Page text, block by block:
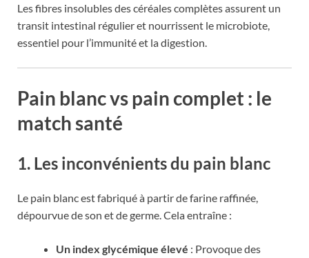
Les fibres insolubles des céréales complètes assurent un
transit intestinal régulier et nourrissent le microbiote,
essentiel pour l’immunité et la digestion.
Pain blanc vs pain complet : le
match santé
1. Les inconvénients du pain blanc
Le pain blanc est fabriqué à partir de farine raffinée,
dépourvue de son et de germe. Cela entraîne :
Un index glycémique élevé : Provoque des